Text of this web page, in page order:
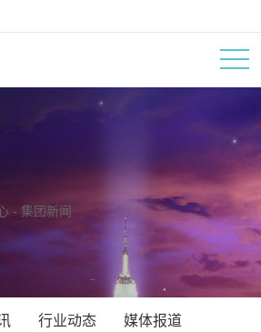
- 集团新闻
行业动态 媒体报道